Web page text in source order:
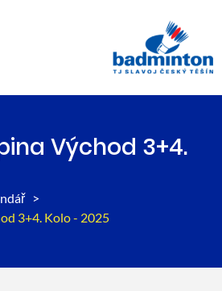
Východ 3+4.
>
3+4. Kolo - 2025